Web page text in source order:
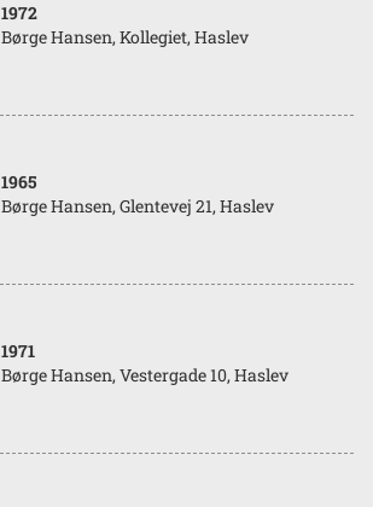
1972
Børge Hansen, Kollegiet, Haslev
1965
Børge Hansen, Glentevej 21, Haslev
1971
Børge Hansen, Vestergade 10, Haslev